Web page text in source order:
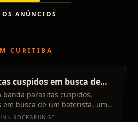
ANÚNCIOS
CURITIBA
cuspidos em busca de
banda parasitas cuspidos,
em busca de um baterista, um
um guitarrista base/solo (não
ROCKGRUNGE